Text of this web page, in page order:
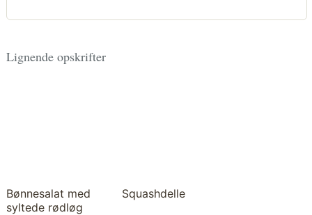
Lignende opskrifter
Bønnesalat med
syltede rødløg
Squashdelle